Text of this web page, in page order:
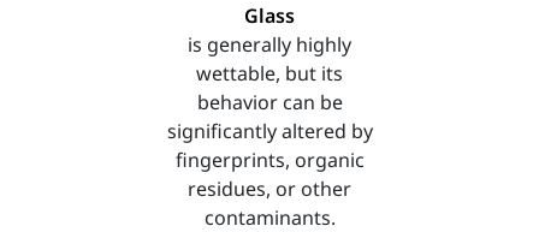
Glass
is generally highly
wettable, but its
behavior can be
significantly altered by
fingerprints, organic
residues, or other
contaminants.